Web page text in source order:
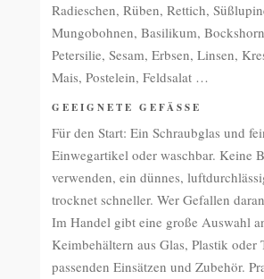
Radieschen, Rüben, Rettich,
Mungobohnen, Basilikum,
Petersilie, Sesam, Erbsen, Linsen,
Mais, Postelein, Feldsalat …
GEEIGNETE GEFÄSSE
Für den Start: Ein Schraubglas und
Einwegartikel oder waschbar. Keine
verwenden, ein dünnes,
trocknet schneller. Wer Gefallen
Im Handel gibt eine große Auswahl
Keimbehältern aus Glas, Plastik oder
passenden Einsätzen und Zubehör.